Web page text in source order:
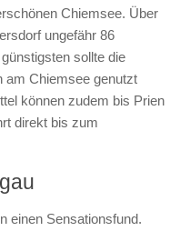
Chiemsee. Über
ungefähr 86
sollte die
am Chiemsee genutzt
können zudem bis Prien
direkt bis zum
einen Sensationsfund.